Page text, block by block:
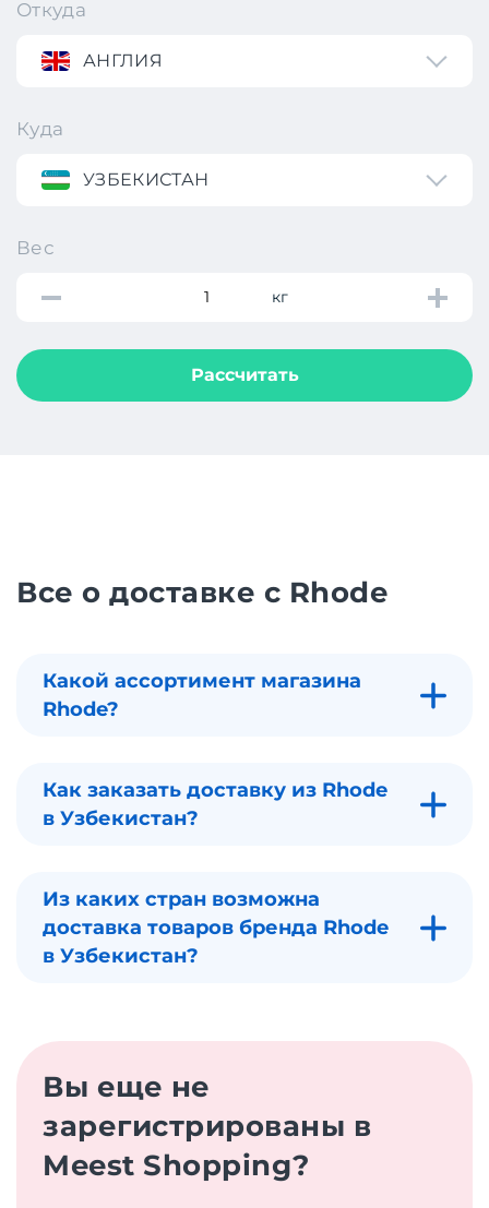
Откуда
АНГЛИЯ
Куда
УЗБЕКИСТАН
Вес
кг
Рассчитать
Все о доставке с Rhode
Какой ассортимент магазина
Rhode?
Как заказать доставку из Rhode
в Узбекистан?
Из каких стран возможна
доставка товаров бренда Rhode
в Узбекистан?
Вы еще не
зарегистрированы в
Meest Shopping?